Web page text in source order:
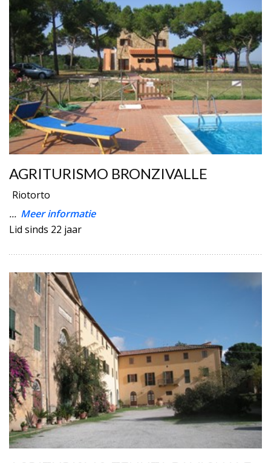
AGRITURISMO BRONZIVALLE
Riotorto
... Meer informatie
Lid sinds 22 jaar